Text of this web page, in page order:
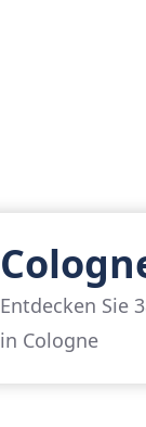
Entdecken Sie
in Cologne